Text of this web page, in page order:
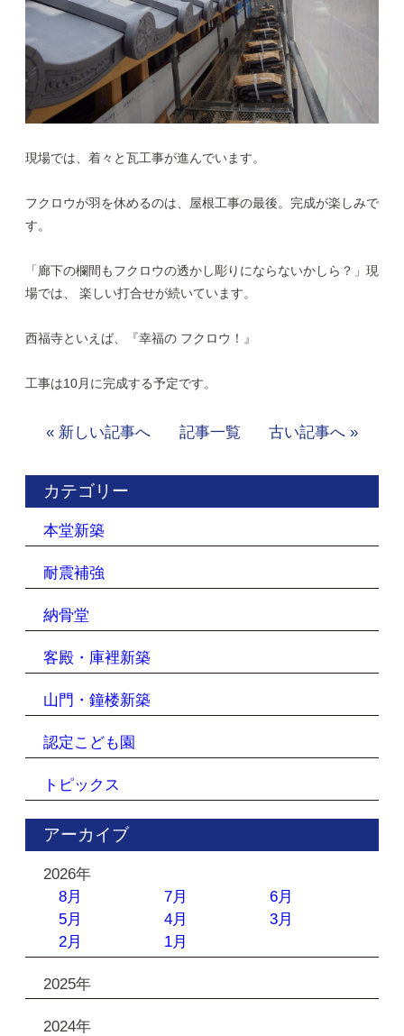
現場では、着々と瓦工事が進んでいます。
フクロウが羽を休めるのは、屋根工事の最後。完成が楽しみで
す。
「廊下の欄間もフクロウの透かし彫りにならないかしら？」現
場では、 楽しい打合せが続いています。
西福寺といえば、『幸福の フクロウ！』
工事は10月に完成する予定です。
« 新しい記事へ 記事一覧 古い記事へ »
カテゴリー
本堂新築
耐震補強
納骨堂
客殿・庫裡新築
山門・鐘楼新築
認定こども園
トピックス
アーカイブ
2026年
8月
7月
6月
5月
4月
3月
2月
1月
2025年
2024年